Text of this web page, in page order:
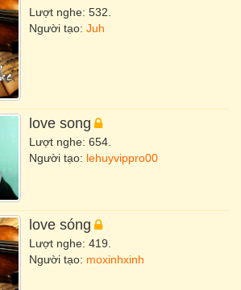
Lượt nghe: 532.
Người tạo: Juh
love song
Lượt nghe: 654.
Người tạo: lehuyvippro00
love sóng
Lượt nghe: 419.
Người tạo: moxinhxinh